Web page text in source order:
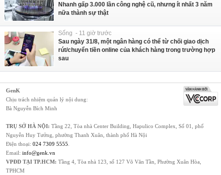
Nhanh gấp 3.000 lần công nghệ cũ, nhưng ít nhất 3 năm
nữa thành sự thật
Sống - 11 giờ trước
Sau ngày 31/8, một ngân hàng có thể từ chối giao dịch
rút/chuyển tiền online của khách hàng trong trường hợp
sau
GenK
Chịu trách nhiệm quản lý nội dung:
Bà Nguyễn Bích Minh
TRỤ SỞ HÀ NỘI: Tầng 22, Tòa nhà Center Building, Hapulico Complex, Số 01, phố
Nguyễn Huy Tưởng, phường Thanh Xuân, thành phố Hà Nội
Điện thoại: 024 7309 5555
Email: info@genk.vn
VPĐD TẠI TP.HCM: Tầng 4, Tòa nhà 123, số 127 Võ Văn Tần, Phường Xuân Hòa,
TPHCM